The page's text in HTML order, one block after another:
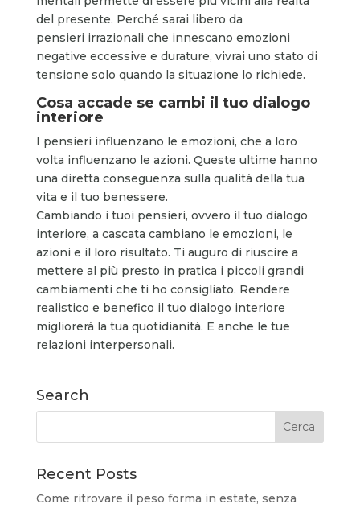
del presente. Perché sarai libero da
pensieri irrazionali che innescano emozioni
negative eccessive e durature, vivrai uno stato di
tensione solo quando la situazione lo richiede.
Cosa accade se cambi il tuo dialogo
interiore
I pensieri influenzano le emozioni, che a loro
volta influenzano le azioni. Queste ultime hanno
una diretta conseguenza sulla qualità della tua
vita e il tuo benessere.
Cambiando i tuoi pensieri, ovvero il tuo dialogo
interiore, a cascata cambiano le emozioni, le
azioni e il loro risultato. Ti auguro di riuscire a
mettere al più presto in pratica i piccoli grandi
cambiamenti che ti ho consigliato. Rendere
realistico e benefico il tuo dialogo interiore
migliorerà la tua quotidianità. E anche le tue
relazioni interpersonali.
Search
Recent Posts
Come ritrovare il peso forma in estate, senza